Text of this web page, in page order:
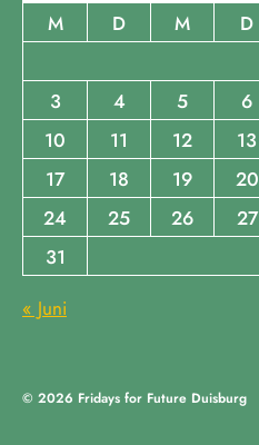
M
D M D
3
4 5 6
10
11 12 13
17
18 19 20
24
25 26 27
31
« Juni
© 2026 Fridays for Future Duisburg